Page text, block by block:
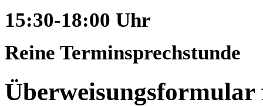
15:30-18:00 Uhr
Reine Terminsprechstunde